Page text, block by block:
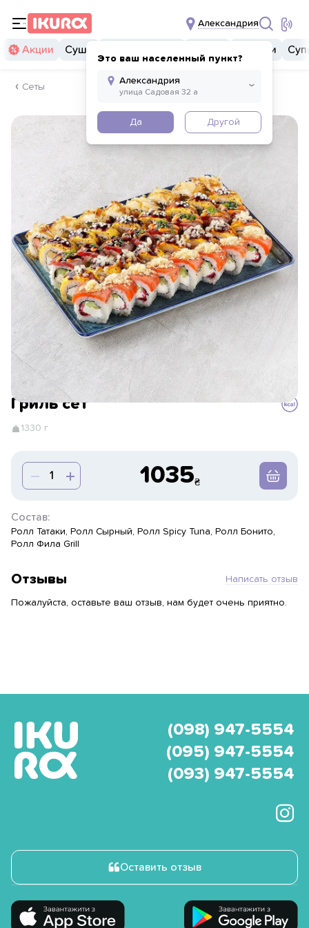
Александрия
Это ваш населенный пункт?
Да Другой
Акции Суши Закуски
Сеты
Гриль сет
1330 г
1035
Состав:
Ролл Татаки, Ролл Сырный, Ролл Spicy Tuna, Ролл Бонито,
Ролл Фила Grill
Отзывы Написать отзыв
Пожалуйста, оставьте ваш отзыв, нам будет очень приятно.
(098) 947-5554
(095) 947-5554
(093) 947-5554
Оставить отзыв